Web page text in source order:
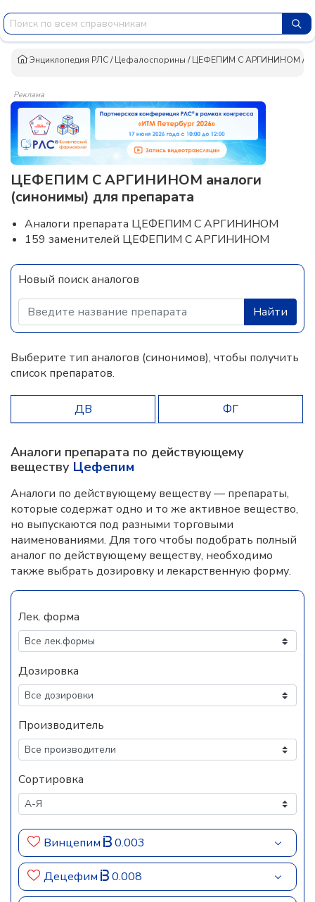
Энциклопедия РЛС/Цефалоспорины /ЦЕФЕПИМ C АРГИНИНОМ /
Реклама
ЦЕФЕПИМ C АРГИНИНОМ аналоги
(синонимы) для препарата
Аналоги препарата ЦЕФЕПИМ C АРГИНИНОМ
159 заменителей ЦЕФЕПИМ C АРГИНИНОМ
Новый поиск аналогов
Найти
Выберите тип аналогов (синонимов), чтобы получить
список препаратов.
ДВ ФГ
Аналоги препарата по действующему
веществу Цефепим
Аналоги по действующему веществу — препараты,
которые содержат одно и то же активное вещество,
но выпускаются под разными торговыми
наименованиями. Для того чтобы подобрать полный
аналог по действующему веществу, необходимо
также выбрать дозировку и лекарственную форму.
Лек. форма
Дозировка
Производитель
Сортировка
Винцепим 0.003
Децефим 0.008